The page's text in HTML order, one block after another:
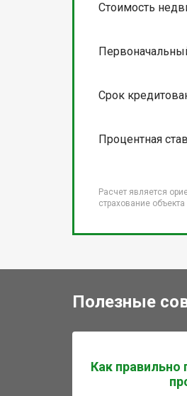
Стоимость
Срок
Процентная
Расчет является
страхование
Полезные
Как правильно